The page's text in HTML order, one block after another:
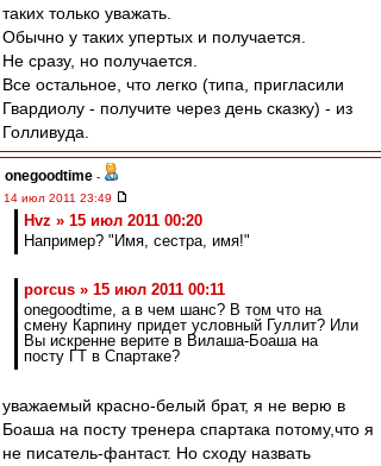
таких только уважать.
Обычно у таких упертых и получается.
Не сразу, но получается.
Все остальное, что легко (типа, пригласили
Гвардиолу - получите через день сказку) - из
Голливуда.
onegoodtime -
14 июл 2011 23:49
Hvz » 15 июл 2011 00:20
Например? "Имя, сестра, имя!"
porcus » 15 июл 2011 00:11
onegoodtime, а в чем шанс? В том что на
смену Карпину придет условный Гуллит? Или
Вы искренне верите в Вилаша-Боаша на
посту ГТ в Спартаке?
уважаемый красно-белый брат, я не верю в
Боаша на посту тренера спартака потому,что я
не писатель-фантаст. Но сходу назвать